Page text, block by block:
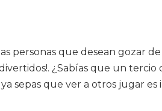
que desean gozar de
¿Sabías que un tercio
sepas que ver a otros jugar